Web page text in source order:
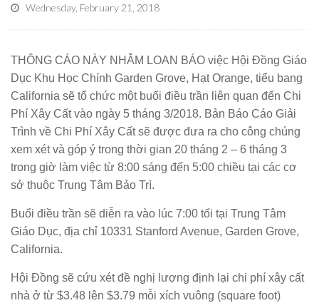
Wednesday, February 21, 2018
THÔNG CÁO NÀY NHẰM LOAN BÁO việc Hội Đồng Giáo
Dục Khu Học Chính Garden Grove, Hạt Orange, tiểu bang
California sẽ tổ chức một buổi điều trần liên quan đến Chi
Phí Xây Cất vào ngày 5 tháng 3/2018. Bản Báo Cáo Giải
Trình về Chi Phí Xây Cất sẽ được đưa ra cho công chúng
xem xét và góp ý trong thời gian 20 tháng 2 – 6 tháng 3
trong giờ làm việc từ 8:00 sáng đến 5:00 chiều tại các cơ
sở thuộc Trung Tâm Bảo Trì.
Buổi điều trần sẽ diễn ra vào lúc 7:00 tối tại Trung Tâm
Giáo Dục, địa chỉ 10331 Stanford Avenue, Garden Grove,
California.
Hội Đồng sẽ cứu xét đề nghị lượng định lại chi phí xây cất
nhà ở từ $3.48 lên $3.79 mỗi xích vuông (square foot)